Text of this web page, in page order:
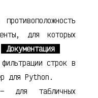
для которых
Документация
строк в
Python.
для табличных